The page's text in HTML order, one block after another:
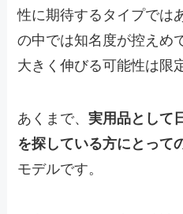
性に期待するタイプでは
の中では知名度が控えめ
大きく伸びる可能性は限
あくまで、実用品として
を探している方にとって
モデルです。